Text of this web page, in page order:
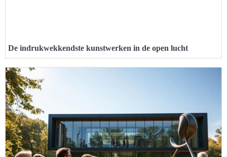
De indrukwekkendste kunstwerken in de open lucht